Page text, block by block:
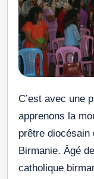
C’est avec une
apprenons la
prêtre diocésain
Birmanie. Âgé
catholique